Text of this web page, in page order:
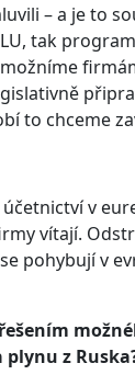
– a je to
tak
to chceme
v
vítají.
pohybují v
z